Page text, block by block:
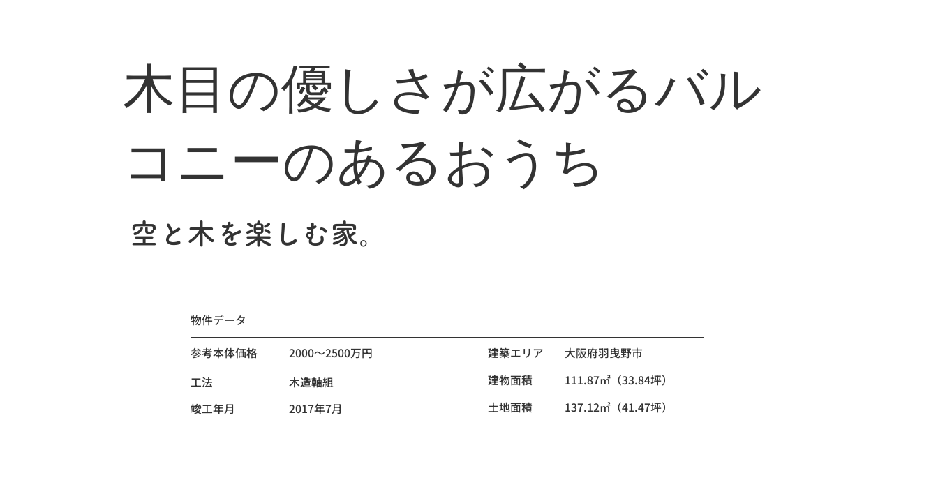
木目の優しさが広がるバル
コニーのあるおうち
空と木を楽しむ家。
​物件データ
参考本体価格 2000～2500万円 建築エリア
大阪府羽曳野市
工法
木造軸組 建物面積
111.87㎡（33.84坪）
竣工年月
2017年7月 土地面積 137.12㎡（41.47坪）